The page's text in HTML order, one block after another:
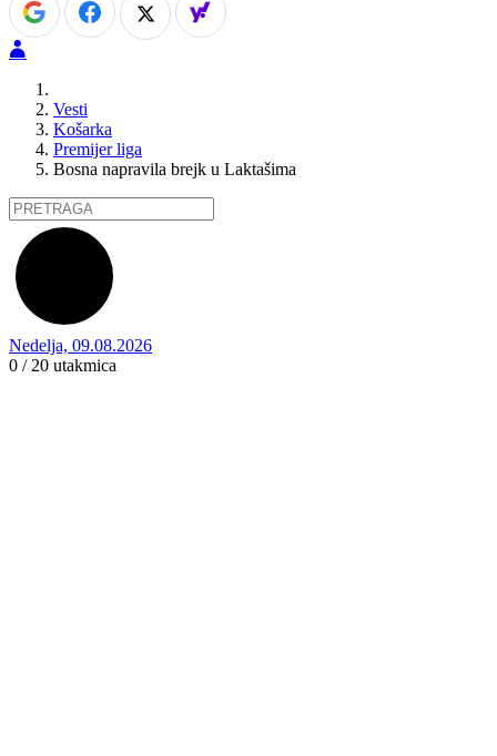
Vesti
Košarka
Premijer liga
Bosna napravila brejk u Laktašima
Nedelja, 09.08.2026
0 / 20 utakmica